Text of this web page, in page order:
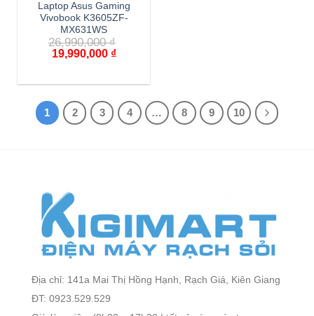
Laptop Asus Gaming
Vivobook K3605ZF-
MX631WS
26,990,000₫
19,990,000 ₫
1 2 3 4 … 8 9 10
Địa chỉ: 141a Mai Thị Hồng Hạnh, Rạch Giá, Kiên Giang
ĐT: 0923.529.529